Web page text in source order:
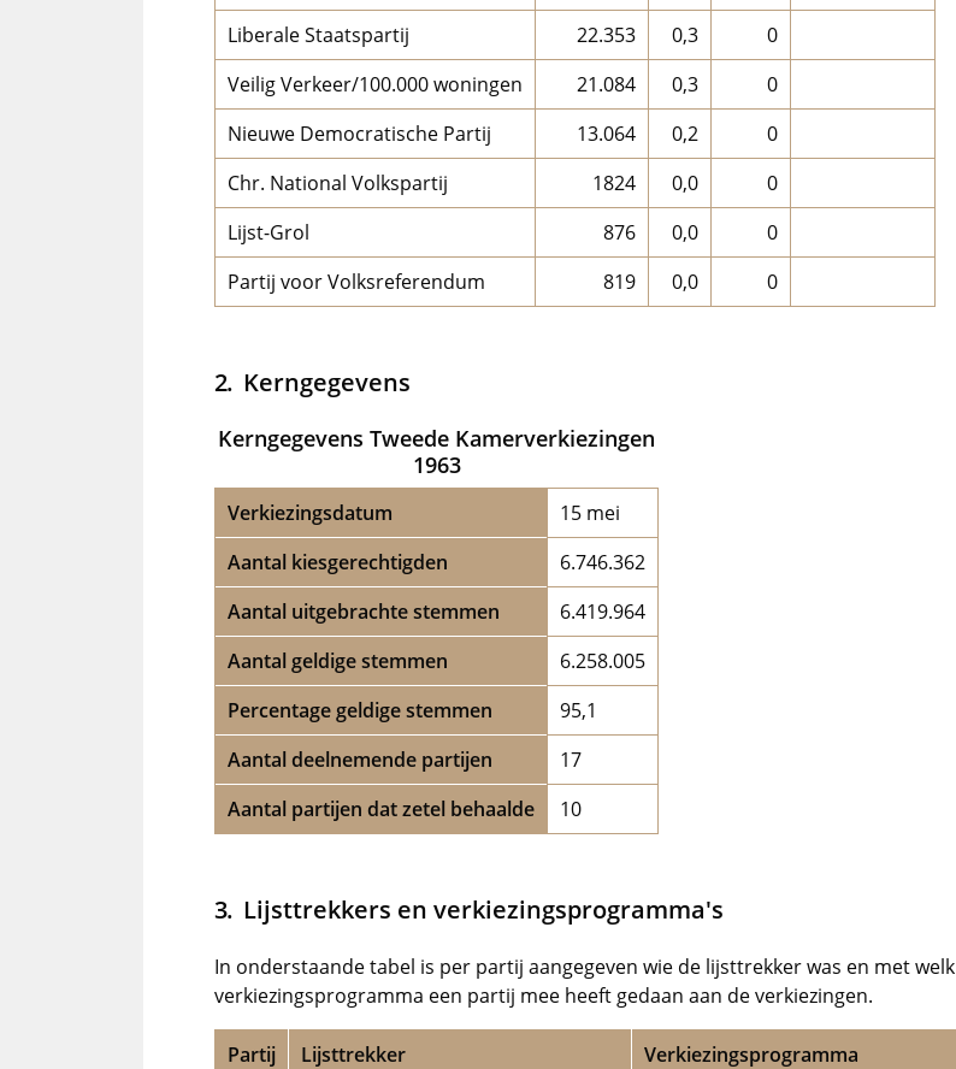
Liberale Staatspartij
22.353 0,3
0
Veilig Verkeer/100.000 woningen
21.084 0,3
0
Nieuwe Democratische Partij
13.064 0,2
0
Chr. National Volkspartij
1824 0,0
0
Lijst-Grol
876 0,0
0
Partij voor Volksreferendum
819 0,0 0
Kerngegevens
Kerngegevens Tweede Kamerverkiezingen
1963
Verkiezingsdatum
15 mei
Aantal kiesgerechtigden
6.746.362
Aantal uitgebrachte stemmen
6.419.964
Aantal geldige stemmen
6.258.005
Percentage geldige stemmen
95,1
Aantal deelnemende partijen
17
Aantal partijen dat zetel behaalde
10
Lijsttrekkers en verkiezingsprogramma's
In onderstaande tabel is per partij aangegeven wie de lijsttrekker was en met welk
verkiezingsprogramma een partij mee heeft gedaan aan de verkiezingen.
Partij Lijsttrekker
Verkiezingsprogramma